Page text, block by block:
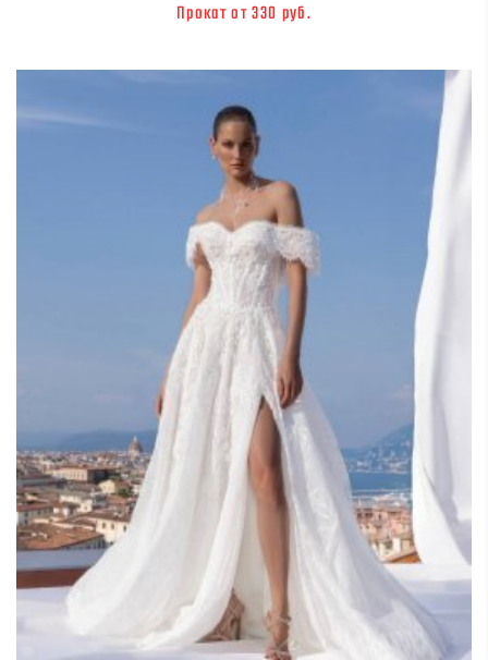
Прокат от 330 руб.